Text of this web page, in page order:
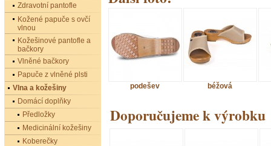
podešev béžová
Doporučujeme k výrobku
Zdravotní pantofle
Kožené papuče s ovčí
vlnou
Kožešinové pantofle a
bačkory
Vlněné bačkory
Papuče z vlněné plsti
Vlna a kožešiny
Domácí doplňky
Předložky
Medicinální kožešiny
Koberečky